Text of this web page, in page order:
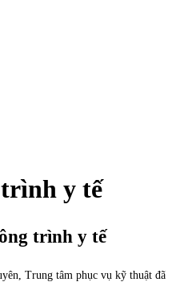
y tế
trình y tế
Trung tâm phục vụ kỹ thuật đã